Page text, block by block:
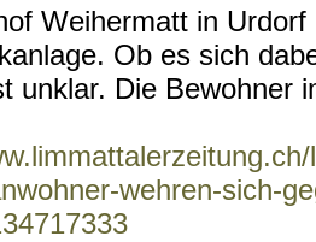
Weihermatt in
Ob es sich
unklar. Die Bewohner
wehren-sich-